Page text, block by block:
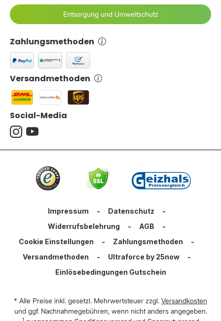
Zahlungsmethoden
Versandmethoden
Entsorgung und Umweltschutz
Social-Media
Impressum - Datenschutz
-
Widerrufsbelehrung
- AGB
-
Cookie Einstellungen
- Zahlungsmethoden
-
Versandmethoden
- Ultraforce by 25now
-
Einlösebedingungen Gutschein
* Alle Preise inkl. gesetzl. Mehrwertsteuer zzgl. Versandkosten
und ggf. Nachnahmegebühren, wenn nicht anders angegeben.
1